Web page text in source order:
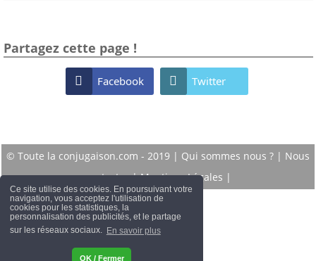
Ce site utilise des cookies. En poursuivant votre
navigation, vous acceptez l'utilisation de
cookies pour les statistiques, la
personnalisation des publicités, et le partage
sur les réseaux sociaux. En savoir plus
OK / Fermer
Partagez cette page !
 Facebook  Twitter
© Toute la conjugaison.com - 2019 | Qui sommes nous ? | Nous
contacter|Mentions Légales |